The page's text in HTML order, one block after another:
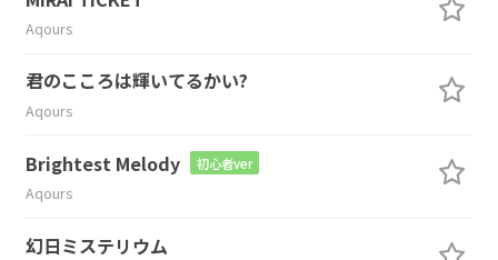
Aqours
君のこころは輝いてるかい?
Aqours
Brightest Melody 初心者ver
Aqours
幻日ミステリウム